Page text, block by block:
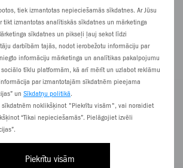
tiek izmantotas nepieciešamās sīkdatnes. Ar Jūsu
tikt izmantotas analītiskās sīkdatnes un mārketinga
sīkdatnes un pikseļi ļauj sekot līdzi
darbībām tajās, nodot ierobežotu informāciju par
informāciju mārketinga un analītikas pakalpojumu
tīklu platformām, kā arī mērīt un uzlabot reklāmu
par izmantotajām sīkdatnēm pieejama
un Sīkdatņu politikā.
sīkdatnēm noklikšķinot "Piekrītu visām", vai noraidiet
“Tikai nepieciešamās”. Pielāgojiet izvēli
Piekrītu visām
Pilna cena 8,90 €
APSKATĪT
Just must
back cover iPhone 16